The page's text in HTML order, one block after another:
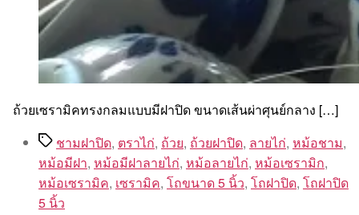
ถ้วยเซรามิคทรงกลมแบบมีฝาปิด ขนาดเส้นผ่าศุนย์กลาง […]
Tagsชามฝาปิด, ตราไก่, ถ้วย, ถ้วยฝาปิด, ลายไก่, หม้อชาม,
หม้อมีฝา, หม้อมีฝาลายไก่, หม้อลายไก่, หม้อเซรามิก,
หม้อเซรามิค, เซรามิค, โถขนาด 5 นิ้ว, โถฝาปิด, โถฝาปิด
5 นิ้ว